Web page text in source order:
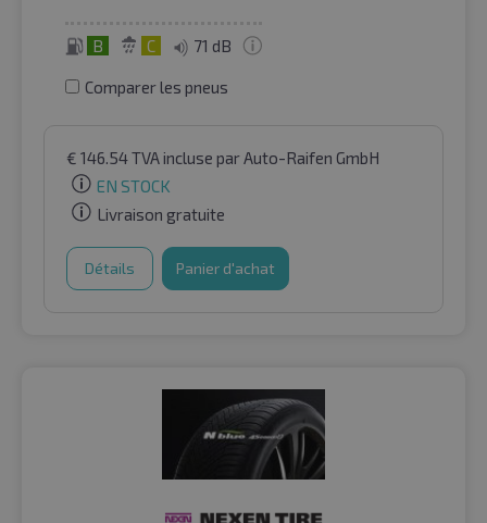
B C 71 dB
Comparer les pneus
€ 146.54TVA incluse par Auto-Raifen GmbH
EN STOCK
Livraison gratuite
Détails Panier d'achat